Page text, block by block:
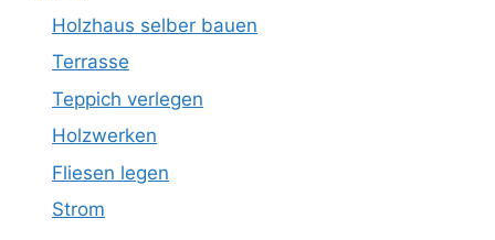
Holzhaus selber bauen
Terrasse
Teppich verlegen
Holzwerken
Fliesen legen
Strom